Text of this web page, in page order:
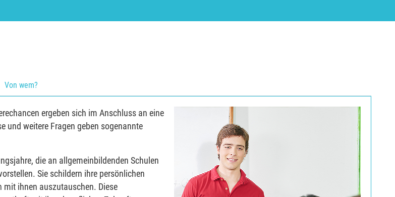
Von wem?
ergeben sich im Anschluss an eine
und weitere Fragen geben sogenannte
die an allgemeinbildenden Schulen
Sie schildern ihre persönlichen
mit ihnen auszutauschen. Diese